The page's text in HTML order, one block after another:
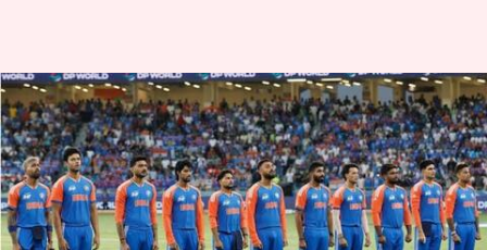
Asia Cup: இந்தியாவின்
வெற்றியை பஹல்காம்
தாக்குதலில்
பாதிக்கப்பட்டவர்களுக்கு
சமர்ப்பித்த SKY